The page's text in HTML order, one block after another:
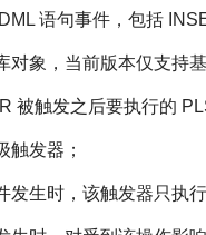
语句事件，包括
对象，当前版本仅支持基
被触发之后要执行的
触发器；
发生时，该触发器只执行